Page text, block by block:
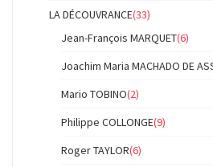
LA DÉCOUVRANCE(33)
Jean-François MARQUET(6)
Joachim Maria MACHADO DE
Mario TOBINO(2)
Philippe COLLONGE(9)
Roger TAYLOR(6)